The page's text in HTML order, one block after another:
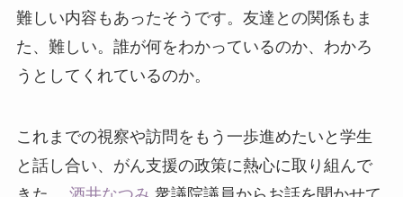
難しい内容もあったそうです。友達との関係もま
た、難しい。誰が何をわかっているのか、わかろ
うとしてくれているのか。
これまでの視察や訪問をもう一歩進めたいと学生
と話し合い、がん支援の政策に熱心に取り組んで